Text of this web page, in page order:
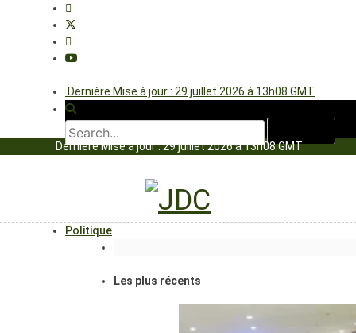
Dernière Mise à jour : 29 juillet 2026 à 13h08 GMT
Dernière Mise à jour : 29 juillet 2026 à 13h08 GMT
Politique
Les plus récents